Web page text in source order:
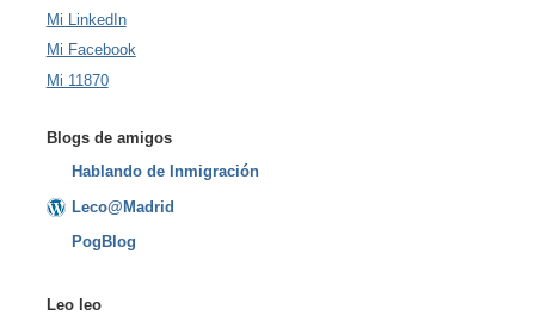
Mi LinkedIn
Mi Facebook
Mi 11870
Blogs de amigos
Hablando de Inmigración
Leco@Madrid
PogBlog
Leo leo